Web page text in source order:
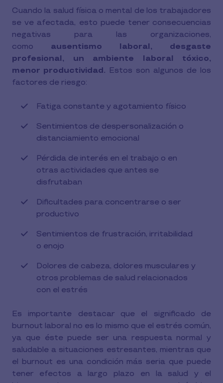
Cuando la salud física o mental de los trabajadores
se ve afectada, esto puede tener consecuencias
negativas para las organizaciones,
como ausentismo laboral, desgaste
profesional, un ambiente laboral tóxico,
menor productividad. Estos son algunos de los
factores de riesgo:
Fatiga constante y agotamiento físico
Sentimientos de despersonalización o
distanciamiento emocional
Pérdida de interés en el trabajo o en
otras actividades que antes se
disfrutaban
Dificultades para concentrarse o ser
productivo
Sentimientos de frustración, irritabilidad
o enojo
Dolores de cabeza, dolores musculares y
otros problemas de salud relacionados
con el estrés
Es importante destacar que el significado de
burnout laboral no es lo mismo que el estrés común,
ya que éste puede ser una respuesta normal y
saludable a situaciones estresantes, mientras que
el burnout es una condición más seria que puede
tener efectos a largo plazo en la salud y el